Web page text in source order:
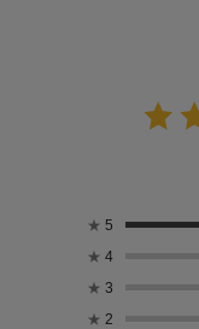
★ 5
★ 4
★ 3
★ 2